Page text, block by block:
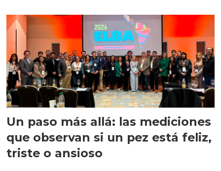
Un paso más allá: las mediciones
que observan si un pez está feliz,
triste o ansioso